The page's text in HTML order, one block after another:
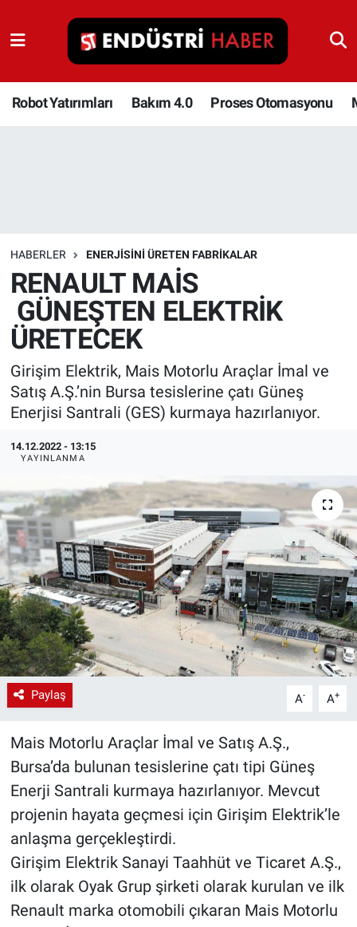
Robot Yatırımları Bakım 4.0 Proses Otomasyonu
HABERLER ENERJISINI ÜRETEN FABRIKALAR
RENAULT MAİS
GÜNEŞTEN ELEKTRİK
ÜRETECEK
Girişim Elektrik, Mais Motorlu Araçlar İmal ve
Satış A.Ş.’nin Bursa tesislerine çatı Güneş
Enerjisi Santrali (GES) kurmaya hazırlanıyor.
14.12.2022 - 13:15
YAYINLANMA
Paylaş A- A+
Mais Motorlu Araçlar İmal ve Satış A.Ş.,
Bursa’da bulunan tesislerine çatı tipi Güneş
Enerji Santrali kurmaya hazırlanıyor. Mevcut
projenin hayata geçmesi için Girişim Elektrik’le
anlaşma gerçekleştirdi.
Girişim Elektrik Sanayi Taahhüt ve Ticaret A.Ş.,
ilk olarak Oyak Grup şirketi olarak kurulan ve ilk
Renault marka otomobili çıkaran Mais Motorlu
Robot Yatırımları
Bakım 4.0
Depolama Çözümleri
İnşaat ve Malzeme
HaberOrtak
EndüstriST
Enerjisini Üreten Fabrikalar
Ağır Sanayi Çözümleri